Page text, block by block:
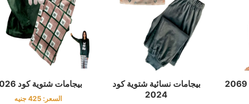
بيجامات نسائية شتوية كود
2024
بيجامات شتوية كود 2026
السعر:425 جنيه